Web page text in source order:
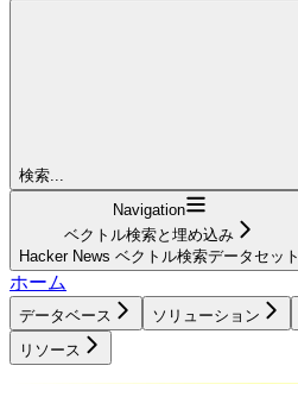
検索...
Navigation
ベクトル検索と埋め込み
Hacker News ベクトル検索データセット
ホーム
データベース ソリューション
リソース